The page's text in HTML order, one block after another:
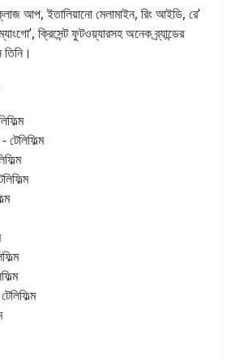
আপ, ইতালিয়ানো মেলামাইন, রিং আইডি, রে’
ক্রিসেন্ট ফুটওয়্যারসহ অনেক ব্র্যান্ডের
টেলিফিল্ম